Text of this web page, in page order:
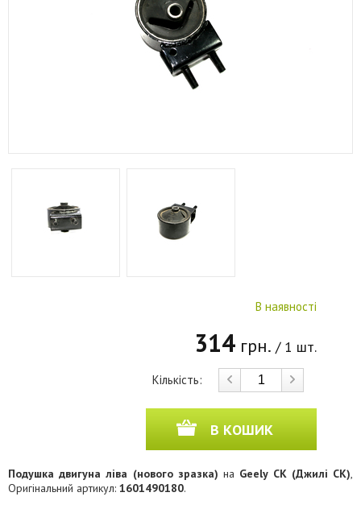
В наявності
314 грн. / 1 шт.
Кількість:
В КОШИК
Подушка двигуна ліва (нового зразка) на Geely CK (Джилі СК),
Оригінальний артикул: 1601490180.